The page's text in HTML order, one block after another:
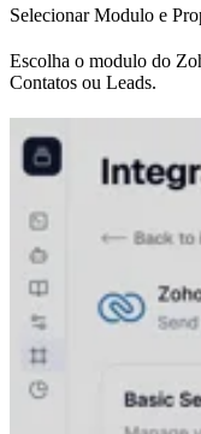
Selecionar Modulo e
Escolha o modulo do
Contatos ou Leads.